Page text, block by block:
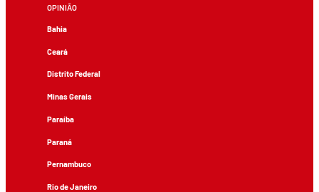
OPINIÃO
Bahia
Ceará
Distrito Federal
Minas Gerais
Paraíba
Paraná
Pernambuco
Rio de Janeiro